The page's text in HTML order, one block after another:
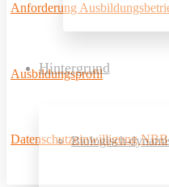
Hintergrund
Biologisch-
Anforderung
Ausbildungsprofil
Datenschutzeinwilligung NBB